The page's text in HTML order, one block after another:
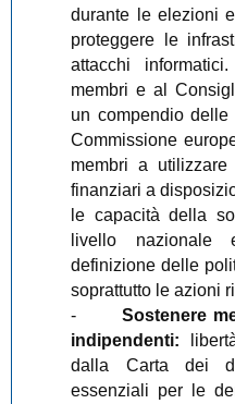
durante le elezioni
proteggere le
attacchi
membri e al
un compendio
Commissione
membri a
finanziari a
le capacità della
livello
definizione delle
soprattutto le azioni
-
Sostenere
indipendenti:
dalla Carta dei
essenziali per le